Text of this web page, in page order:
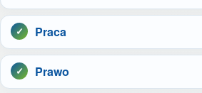
Praca
Prawo